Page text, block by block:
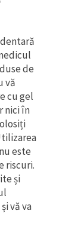
de
vă
cu gel
nici în
este
riscuri.
și
vă va